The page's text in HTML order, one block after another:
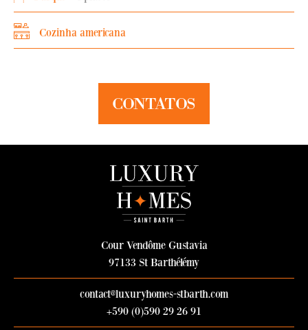
Cozinha americana
CONTATOS
Cour Vendôme Gustavia
97133 St Barthélémy
contact@luxuryhomes-stbarth.com
+590 (0)590 29 26 91